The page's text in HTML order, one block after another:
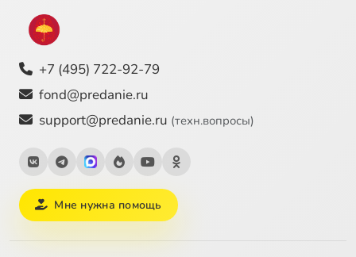
+7 (495) 722-92-79
fond@predanie.ru
support@predanie.ru (техн.вопросы)
Мне нужна помощь